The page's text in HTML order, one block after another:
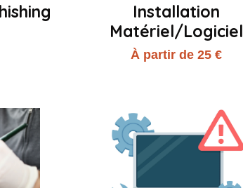
Installation
Matériel/Logiciel
À partir de 25 €